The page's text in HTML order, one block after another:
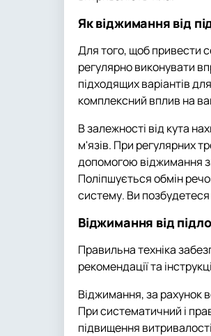
Як віджимання від
Для того, щоб привести
регулярно виконувати
підходящих варіантів
комплексний вплив на
В залежності від кута
м'язів. При регулярних
допомогою віджимання
Поліпшується обмін
систему. Ви позбудетеся
Віджимання від
Правильна техніка
рекомендації та
Віджимання, за рахунок
При систематичний і
підвищення